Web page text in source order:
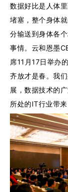
数据好比是人体
堵塞，整个身体
分输送到身体各
事情。云和恩墨
席11月17日举办
齐放才是春。我
展，数据技术的
所处的IT行业带